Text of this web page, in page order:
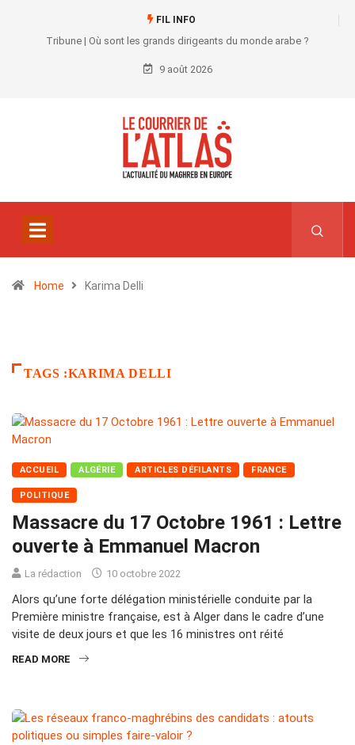
FIL INFO
Tribune | Où sont les grands dirigeants du monde arabe ?
9 août 2026
Home Karima Delli
TAGS :KARIMA DELLI
ACCUEIL ALGÉRIE ARTICLES DÉFILANTS FRANCE
POLITIQUE
Massacre du 17 Octobre 1961 : Lettre
ouverte à Emmanuel Macron
La rédaction 10 octobre 2022
Alors qu’une forte délégation ministérielle conduite par la
Première ministre française, est à Alger dans le cadre d’une
visite de deux jours et que les 16 ministres ont réité
READ MORE